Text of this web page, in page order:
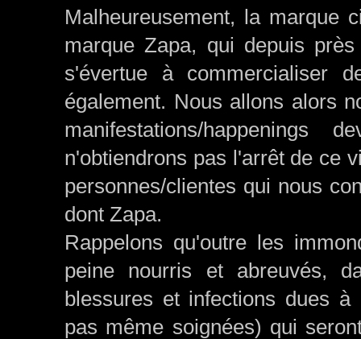
Malheureusement, la marque
marque Zapa, qui depuis
s'évertue à commercialiser
également. Nous allons alors
manifestations/
n'obtiendrons pas l'arrêt de ce
personnes/clientes qui nous
dont Zapa.
Rappelons qu'outre les
peine nourris et abreuvés,
blessures et infections dues
pas même soignées) qui